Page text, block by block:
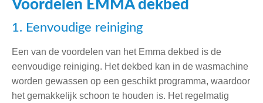
Voordelen EMMA dekbed
1. Eenvoudige reiniging
Een van de voordelen van het Emma dekbed is de
eenvoudige reiniging. Het dekbed kan in de wasmachine
worden gewassen op een geschikt programma, waardoor
het gemakkelijk schoon te houden is. Het regelmatig